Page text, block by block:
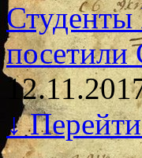
Студенты
посетили
↓